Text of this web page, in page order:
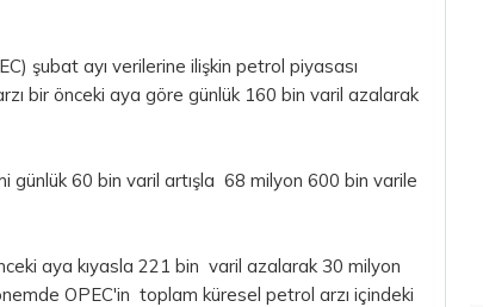
şubat ayı verilerine ilişkin petrol piyasası
bir önceki aya göre günlük 160 bin varil azalarak
günlük 60 bin varil artışla 68 milyon 600 bin varile
aya kıyasla 221 bin varil azalarak 30 milyon
OPEC'in toplam küresel petrol arzı içindeki